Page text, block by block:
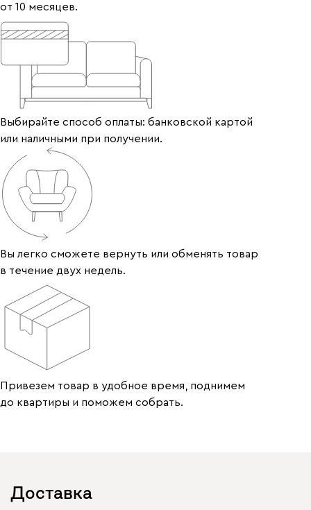
от 10 месяцев.
Выбирайте способ оплаты: банковской картой
или наличными при получении.
Вы легко сможете вернуть или обменять товар
в течение двух недель.
Привезем товар в удобное время, поднимем
до квартиры и поможем собрать.
Доставка